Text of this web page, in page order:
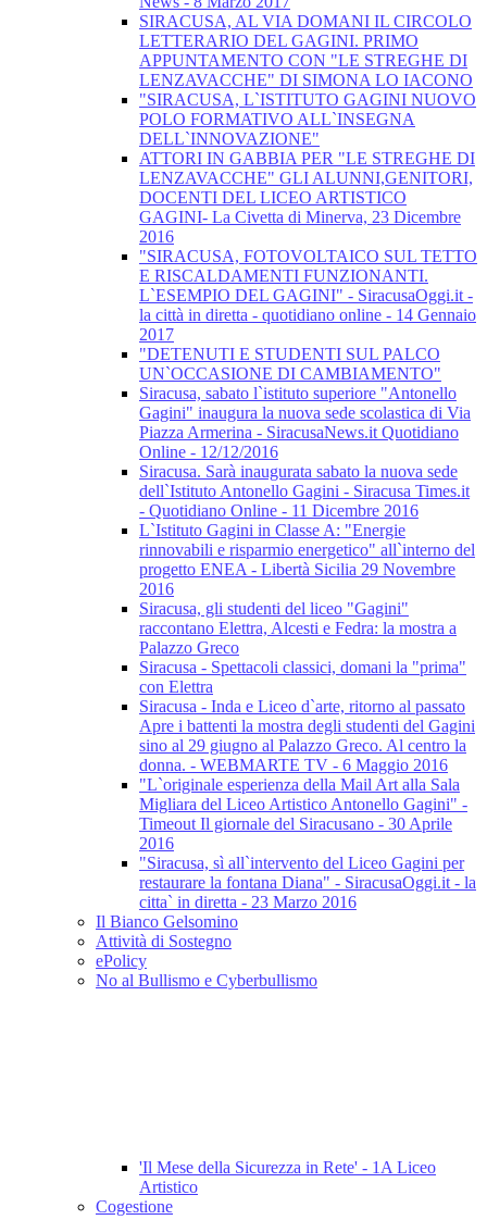
SIRACUSA, AL VIA DOMANI IL CIRCOLO
LETTERARIO DEL GAGINI. PRIMO
APPUNTAMENTO CON "LE STREGHE DI
LENZAVACCHE" DI SIMONA LO IACONO
"SIRACUSA, L`ISTITUTO GAGINI NUOVO
POLO FORMATIVO ALL`INSEGNA
DELL`INNOVAZIONE"
ATTORI IN GABBIA PER "LE STREGHE DI
LENZAVACCHE" GLI ALUNNI,GENITORI,
DOCENTI DEL LICEO ARTISTICO
GAGINI- La Civetta di Minerva, 23 Dicembre
2016
"SIRACUSA, FOTOVOLTAICO SUL TETTO
E RISCALDAMENTI FUNZIONANTI.
L`ESEMPIO DEL GAGINI" - SiracusaOggi.it -
la città in diretta - quotidiano online - 14 Gennaio
2017
"DETENUTI E STUDENTI SUL PALCO
UN`OCCASIONE DI CAMBIAMENTO"
Siracusa, sabato l`istituto superiore "Antonello
Gagini" inaugura la nuova sede scolastica di Via
Piazza Armerina - SiracusaNews.it Quotidiano
Online - 12/12/2016
Siracusa. Sarà inaugurata sabato la nuova sede
dell`Istituto Antonello Gagini - Siracusa Times.it
- Quotidiano Online - 11 Dicembre 2016
L`Istituto Gagini in Classe A: "Energie
rinnovabili e risparmio energetico" all`interno del
progetto ENEA - Libertà Sicilia 29 Novembre
2016
Siracusa, gli studenti del liceo "Gagini"
raccontano Elettra, Alcesti e Fedra: la mostra a
Palazzo Greco
Siracusa - Spettacoli classici, domani la "prima"
con Elettra
Siracusa - Inda e Liceo d`arte, ritorno al passato
Apre i battenti la mostra degli studenti del Gagini
sino al 29 giugno al Palazzo Greco. Al centro la
donna. - WEBMARTE TV - 6 Maggio 2016
"L`originale esperienza della Mail Art alla Sala
Migliara del Liceo Artistico Antonello Gagini" -
Timeout Il giornale del Siracusano - 30 Aprile
2016
"Siracusa, sì all`intervento del Liceo Gagini per
restaurare la fontana Diana" - SiracusaOggi.it - la
citta` in diretta - 23 Marzo 2016
Il Bianco Gelsomino
Attività di Sostegno
ePolicy
No al Bullismo e Cyberbullismo
'Il Mese della Sicurezza in Rete' - 1A Liceo
Artistico
Cogestione